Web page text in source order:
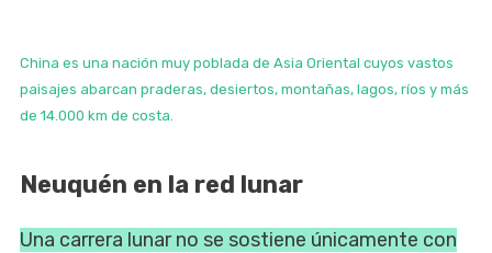
China es una nación muy poblada de Asia Oriental cuyos vastos
paisajes abarcan praderas, desiertos, montañas, lagos, ríos y más
de 14.000 km de costa.
Neuquén en la red lunar
Una carrera lunar no se sostiene únicamente con